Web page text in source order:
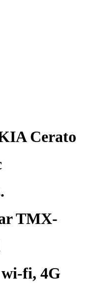
Cerato
TMX-
wi-fi, 4G